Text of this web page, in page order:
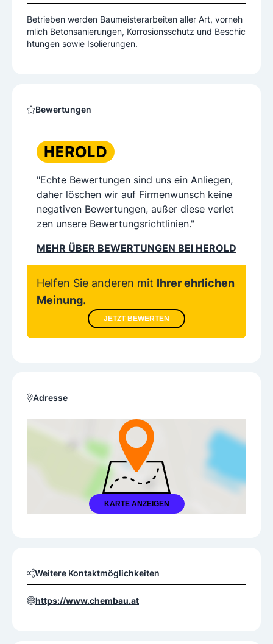
Betrieben werden Baumeisterarbeiten aller Art, vorneh
mlich Betonsanierungen, Korrosionsschutz und Beschic
htungen sowie Isolierungen.
Bewertungen
"Echte Bewertungen sind uns ein Anliegen,
daher löschen wir auf Firmenwunsch keine
negativen Bewertungen, außer diese verlet
zen unsere Bewertungsrichtlinien."
MEHR ÜBER BEWERTUNGEN BEI HEROLD
Helfen Sie anderen mit Ihrer ehrlichen
Meinung.
JETZT BEWERTEN
Adresse
KARTE ANZEIGEN
Weitere Kontaktmöglichkeiten
https://www.chembau.at